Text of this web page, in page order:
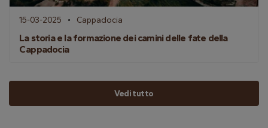
15-03-2025 Cappadocia
La storia e la formazione dei camini delle fate della
Cappadocia
Vedi tutto